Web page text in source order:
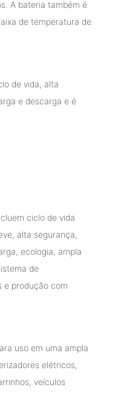
A bateria também é
de temperatura de
de vida, alta
e descarga e é
ciclo de vida
alta segurança,
ecologia, ampla
de
e produção com
uso em uma ampla
elétricos,
veículos